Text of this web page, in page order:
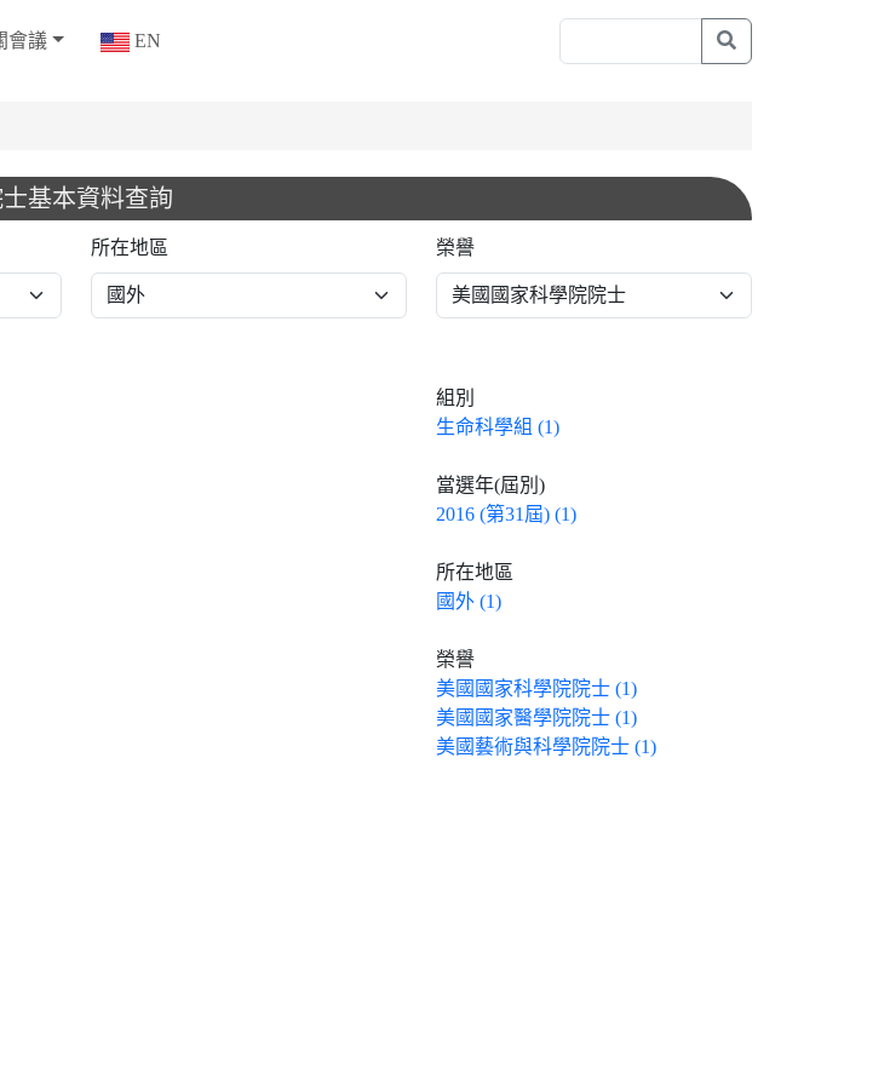
會議 EN
士基本資料查詢
所在地區 榮譽
組別
生命科學組 (1)
當選年(屆別)
2016 (第31屆) (1)
所在地區
國外 (1)
榮譽
美國國家科學院院士 (1)
美國國家醫學院院士 (1)
美國藝術與科學院院士 (1)